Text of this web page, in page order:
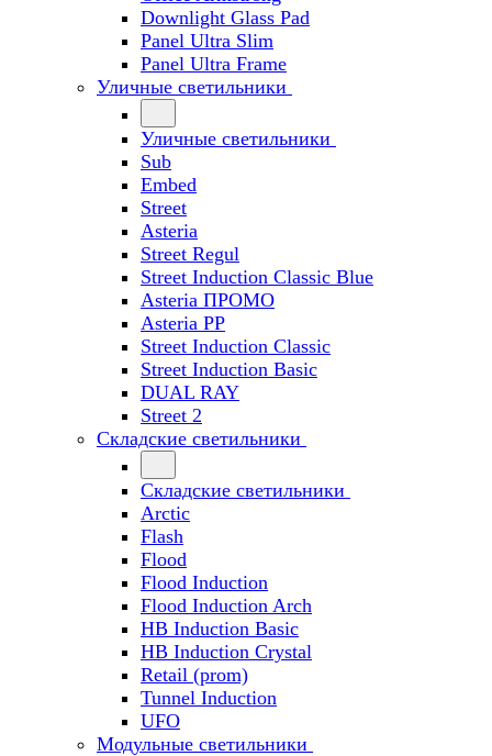
Downlight Glass Pad
Panel Ultra Slim
Panel Ultra Frame
Уличные светильники
Уличные светильники
Sub
Embed
Street
Asteria
Street Regul
Street Induction Classic Blue
Asteria ПРОМО
Asteria PP
Street Induction Classic
Street Induction Basic
DUAL RAY
Street 2
Складские светильники
Складские светильники
Arctic
Flash
Flood
Flood Induction
Flood Induction Arch
HB Induction Basic
HB Induction Crystal
Retail (prom)
Tunnel Induction
UFO
Модульные светильники